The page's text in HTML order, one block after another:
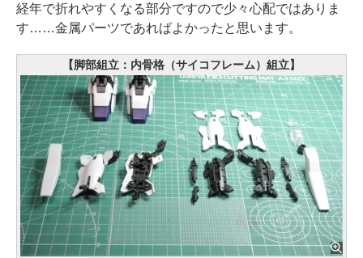
経年で折れやすくなる部分ですので少々心配ではありま
す……金属パーツであればよかったと思います。
【脚部組立：内骨格（サイコフレーム）組立】